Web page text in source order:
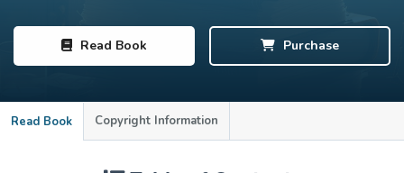
Newsletter
Explica las tres resurrecciones de las compañías de cebada,
trigo y uva en una descripción general.
Read Book Purchase
Read Book Copyright Information
Close
Window
Subscribe